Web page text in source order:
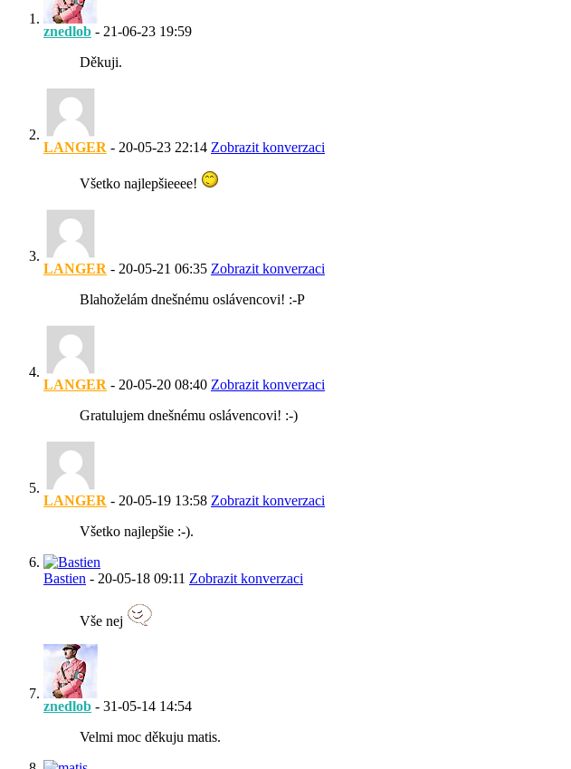
znedlob - 21-06-23 19:59
Děkuji.
LANGER - 20-05-23 22:14 Zobrazit konverzaci
Všetko najlepšieeee!
LANGER - 20-05-21 06:35 Zobrazit konverzaci
Blahoželám dnešnému oslávencovi! :-P
LANGER - 20-05-20 08:40 Zobrazit konverzaci
Gratulujem dnešnému oslávencovi! :-)
LANGER - 20-05-19 13:58 Zobrazit konverzaci
Všetko najlepšie :-).
Bastien - 20-05-18 09:11 Zobrazit konverzaci
Vše nej
znedlob - 31-05-14 14:54
Velmi moc děkuju matis.